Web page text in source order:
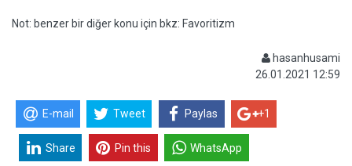
Not: benzer bir diğer konu için bkz: Favoritizm
hasanhusami
26.01.2021 12:59
E-mail Tweet Paylas +1
Share Pin this WhatsApp